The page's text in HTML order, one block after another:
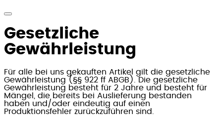
Gesetzliche
Gewährleistung
Für alle bei uns gekauften Artikel gilt die gesetzliche
Gewährleistung (§§ 922 ff ABGB). Die gesetzliche
Gewährleistung besteht für 2 Jahre und besteht für
Mängel, die bereits bei Auslieferung bestanden
haben und/oder eindeutig auf einen
Produktionsfehler zurückzuführen sind.